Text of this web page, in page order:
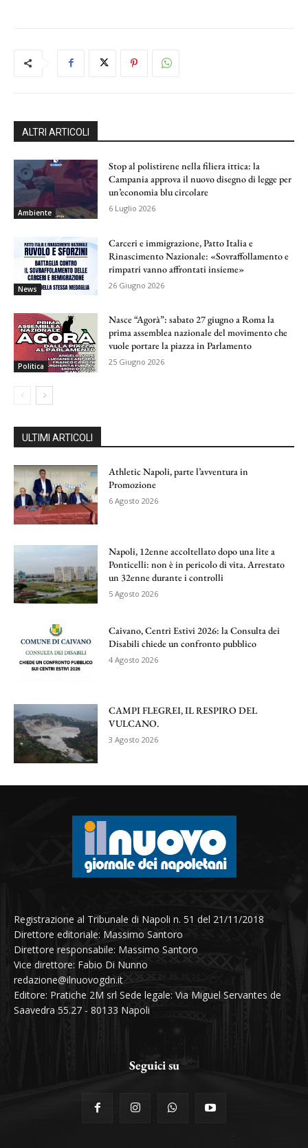
ALTRI ARTICOLI
Ambiente
Stop al polistirene nella filiera ittica: la
Campania approva il nuovo disegno di legge per
un’economia blu circolare
6 Luglio 2026
News
Carceri e immigrazione, Patto Italia e
Rinascimento Nazionale: «Sovraffollamento e
rimpatri vanno affrontati insieme»
26 Giugno 2026
Politica
Nasce “Agorà”: sabato 27 giugno a Roma la
prima assemblea nazionale del movimento che
vuole portare la piazza in Parlamento
25 Giugno 2026
ULTIMI ARTICOLI
Athletic Napoli, parte l’avventura in
Promozione
6 Agosto 2026
Napoli, 12enne accoltellato dopo una lite a
Ponticelli: non è in pericolo di vita. Arrestato
un 32enne durante i controlli
5 Agosto 2026
Caivano, Centri Estivi 2026: la Consulta dei
Disabili chiede un confronto pubblico
4 Agosto 2026
CAMPI FLEGREI, IL RESPIRO DEL
VULCANO.
3 Agosto 2026
Registrazione al Tribunale di Napoli n. 51 del 21/11/2018
Direttore editoriale: Massimo Santoro
Direttore responsabile: Massimo Santoro
Vice direttore: Fabio Di Nunno
redazione@ilnuovogdn.it
Editore: Pratiche 2M srl Sede legale: Via Miguel Servantes de
Saavedra 55.27 - 80133 Napoli
Seguici su